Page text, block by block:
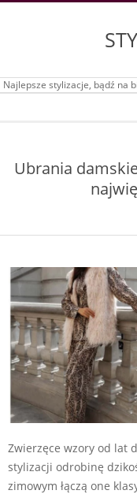
Najlepsze stylizacje, bądź na
Ubrania
Zwierzęce wzory od lat
stylizacji odrobinę
zimowym łączą one